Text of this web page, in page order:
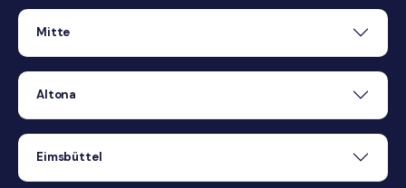
Mitte
Altona
Eimsbüttel